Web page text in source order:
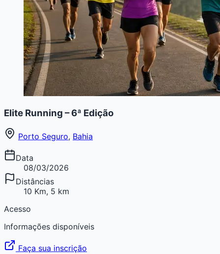
Elite Running – 6ª Edição
Porto Seguro, Bahia
Data
08/03/2026
Distâncias
10 Km, 5 km
Acesso
Informações disponíveis
Faça sua inscrição